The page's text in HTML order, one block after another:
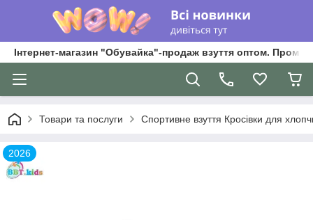
Інтернет-магазин "Обувайка"-продаж взуття оптом.
Товари та послуги Спортивне взуття Кросівки для
2026